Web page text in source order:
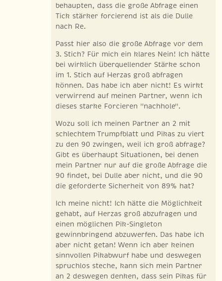
behaupten, dass die große Abfrage einen
Tick stärker forcierend ist als die Dulle
nach Re.
Passt hier also die große Abfrage vor dem
3. Stich? Für mich ein klares Nein! Ich hätte
bei wirklich überquellender Stärke schon
im 1. Stich auf Herzas groß abfragen
können. Das habe ich aber nicht! Es wirkt
verwirrend auf meinen Partner, wenn ich
dieses starke Forcieren "nachhole".
Wozu soll ich meinen Partner an 2 mit
schlechtem Trumpfblatt und Pikas zu viert
zu den 90 zwingen, weil ich groß abfrage?
Gibt es überhaupt Situationen, bei denen
mein Partner nur auf die große Abfrage die
90 findet, bei Dulle aber nicht, und die 90
die geforderte Sicherheit von 89% hat?
Ich meine nicht! Ich hätte die Möglichkeit
gehabt, auf Herzas groß abzufragen und
einen möglichen Pik-Singleton
gewinnbringend abzuwerfen. Das habe ich
aber nicht getan! Wenn ich aber keinen
sinnvollen Pikabwurf habe und deswegen
spruchlos steche, kann sich mein Partner
an 2 deswegen denken, dass sein Pikas für